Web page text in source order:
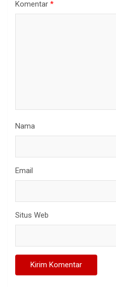
Komentar *
Nama
Email
Situs Web